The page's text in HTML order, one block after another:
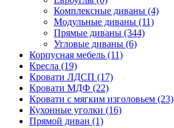
Комплексные диваны (4)
Модульные диваны (11)
Прямые диваны (344)
Угловые диваны (6)
Корпусная мебель (11)
Кресла (19)
Кровати ЛДСП (17)
Кровати МДФ (22)
Кровати с мягким изголовьем (23)
Кухонные уголки (16)
Прямой диван (1)